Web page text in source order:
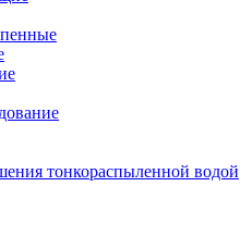
тонкораспыленной водой